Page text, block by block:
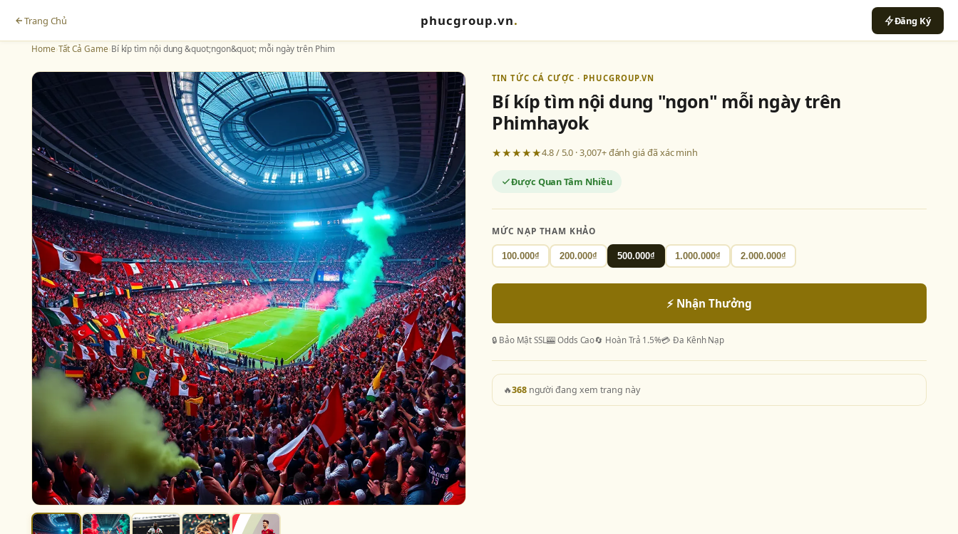
Trang Chủ phucgroup.vn. Đăng Ký
Home›Tất Cả Game›Bí kíp tìm nội dung &quot;ngon&quot; mỗi ngày trên Phim
TIN TỨC CÁ CƯỢC · PHUCGROUP.VN
Bí kíp tìm nội dung "ngon" mỗi ngày trên
Phimhayok
★★★★★4.8 / 5.0 · 3,007+ đánh giá đã xác minh
Được Quan Tâm Nhiều
MỨC NẠP THAM KHẢO
100.000₫ 200.000₫ 500.000₫ 1.000.000₫ 2.000.000₫
⚡ Nhận Thưởng
🔒 Bảo Mật SSL🎰 Odds Cao🔄 Hoàn Trả 1.5%💳 Đa Kênh Nạp
🔥368người đang xem trang này